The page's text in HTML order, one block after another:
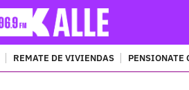
REMATE DE VIVIENDAS PENSIONATE